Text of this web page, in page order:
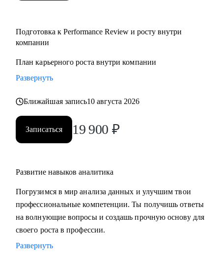
Подготовка к Performance Review и росту внутри
компании
План карьерного роста внутри компании
Развернуть
Ближайшая запись10 августа 2026
Записаться 19 900 ₽
Развитие навыков аналитика
Погрузимся в мир анализа данных и улучшим твои
профессиональные компетенции. Ты получишь ответы
на волнующие вопросы и создашь прочную основу для
своего роста в профессии.
Развернуть